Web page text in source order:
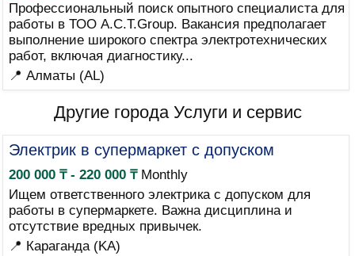
Профессиональный поиск опытного специалиста для
работы в ТОО A.C.T.Group. Вакансия предполагает
выполнение широкого спектра электротехнических
работ, включая диагностику...
📍 Алматы (AL)
Другие города Услуги и сервис
Электрик в супермаркет с допуском
200 000 ₸ - 220 000 ₸Monthly
Ищем ответственного электрика с допуском для
работы в супермаркете. Важна дисциплина и
отсутствие вредных привычек.
📍 Караганда (KA)